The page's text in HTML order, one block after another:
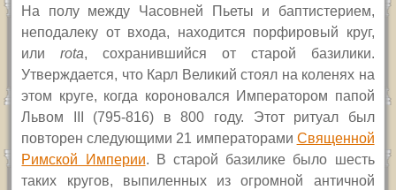
На полу между Часовней Пьеты и баптистерием,
неподалеку от входа, находится порфировый круг,
илиrota, сохранившийся от старой базилики.
Утверждается, что Карл Великий стоял на коленях на
этом круге, когда короновался Императором папой
Львом
(795-816) в 800 году. Этот ритуал был
повторен следующими 21 императорами Священной
Римской Империи. В старой базилике было шесть
таких кругов, выпиленных из огромной античной